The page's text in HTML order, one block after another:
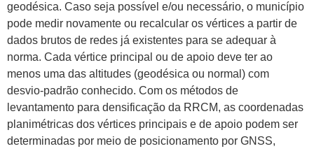
geodésica. Caso seja possível e/ou necessário, o município
pode medir novamente ou recalcular os vértices a partir de
dados brutos de redes já existentes para se adequar à
norma. Cada vértice principal ou de apoio deve ter ao
menos uma das altitudes (geodésica ou normal) com
desvio-padrão conhecido. Com os métodos de
levantamento para densificação da RRCM, as coordenadas
planimétricas dos vértices principais e de apoio podem ser
determinadas por meio de posicionamento por GNSS,